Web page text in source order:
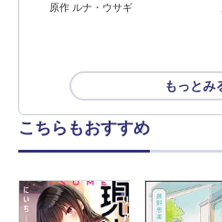
原作 ルナ・ウサギ
もっとみ
こちらもおすすめ